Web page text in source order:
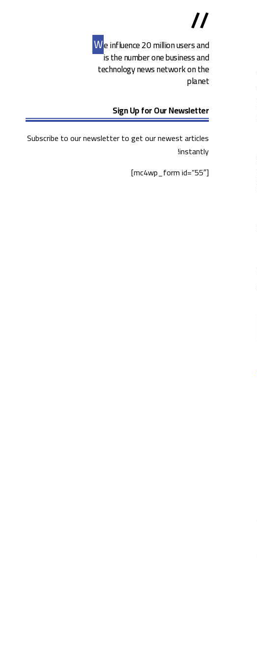
//
We influence 20 million users and
is the number one business and
technology news network on the
planet
Sign Up for Our Newsletter
Subscribe to our newsletter to get our newest articles
instantly!
[mc4wp_form id=”55″]